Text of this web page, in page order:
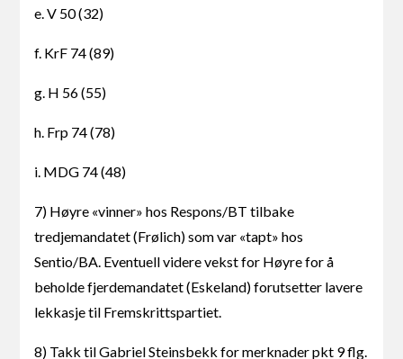
e. V 50 (32)
f. KrF 74 (89)
g. H 56 (55)
h. Frp 74 (78)
i. MDG 74 (48)
7) Høyre «vinner» hos Respons/BT tilbake
tredjemandatet (Frølich) som var «tapt» hos
Sentio/BA. Eventuell videre vekst for Høyre for å
beholde fjerdemandatet (Eskeland) forutsetter lavere
lekkasje til Fremskrittspartiet.
8) Takk til Gabriel Steinsbekk for merknader pkt 9 flg.